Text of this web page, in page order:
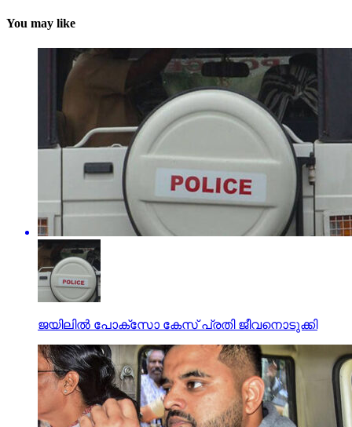
You may like
ജയിലില്‍ പോക്‌സോ കേസ് പ്രതി ജീവനൊടുക്കി